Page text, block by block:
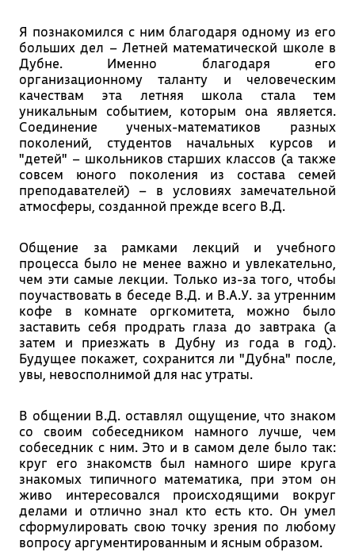
Я познакомился с ним благодаря одному из его
больших дел – Летней математической школе в
Дубне. Именно благодаря его
организационному таланту и человеческим
качествам эта летняя школа стала тем
уникальным событием, которым она является.
Соединение ученых-математиков разных
поколений, студентов начальных курсов и
"детей" – школьников старших классов (а также
совсем юного поколения из состава семей
преподавателей) – в условиях замечательной
атмосферы, созданной прежде всего В.Д.
Общение за рамками лекций и учебного
процесса было не менее важно и увлекательно,
чем эти самые лекции. Только из-за того, чтобы
поучаствовать в беседе В.Д. и В.А.У. за утренним
кофе в комнате оргкомитета, можно было
заставить себя продрать глаза до завтрака (а
затем и приезжать в Дубну из года в год).
Будущее покажет, сохранится ли "Дубна" после,
увы, невосполнимой для нас утраты.
В общении В.Д. оставлял ощущение, что знаком
со своим собеседником намного лучше, чем
собеседник с ним. Это и в самом деле было так:
круг его знакомств был намного шире круга
знакомых типичного математика, при этом он
живо интересовался происходящими вокруг
делами и отлично знал кто есть кто. Он умел
сформулировать свою точку зрения по любому
вопросу аргументированным и ясным образом.